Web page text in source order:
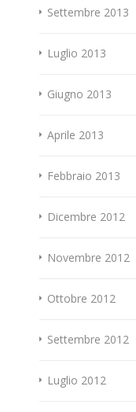
Settembre 2013
Luglio 2013
Giugno 2013
Aprile 2013
Febbraio 2013
Dicembre 2012
Novembre 2012
Ottobre 2012
Settembre 2012
Luglio 2012